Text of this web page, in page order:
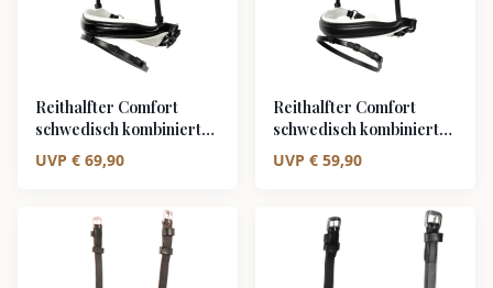
Reithalfter Comfort
schwedisch kombiniert
schwarz/silber weiß
unterlegt Lack
UVP € 69,90
Reithalfter Comfort
schwedisch kombiniert
schwarz/silber weiß
unterlegt matt
UVP € 59,90